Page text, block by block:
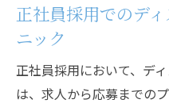
正社員採用でのデ
ニック
正社員採用において、デ
は、求人から応募までの